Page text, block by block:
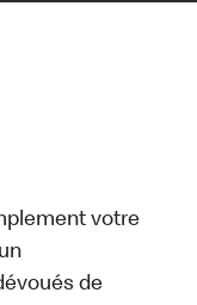
votre
de